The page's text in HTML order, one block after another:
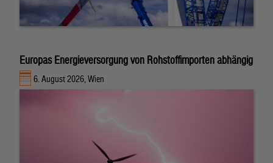
Europas Energieversorgung von Rohstoffimporten abhängig
6. August 2026, Wien